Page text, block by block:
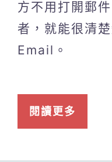
方不用打開郵
者，就能很清
Email。
閱讀更多